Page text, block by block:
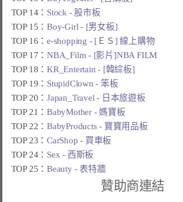
TOP 14： Stock - 股市板
TOP 15：Boy-Girl - [男女板]
TOP 16：e-shopping - [ＥＳ] 線上購物
TOP 17：NBA_Film - [影片]NBA FILM
TOP 18：KR_Entertain - [韓綜板]
TOP 19： StupidClown - 笨板
TOP 20：Japan_Travel - 日本旅遊板
TOP 21：BabyMother - 媽寶板
TOP 22：BabyProducts - 寶寶用品板
TOP 23：CarShop - 買車板
TOP 24： Sex - 西斯板
TOP 25：Beauty - 表特牆
贊助商連結